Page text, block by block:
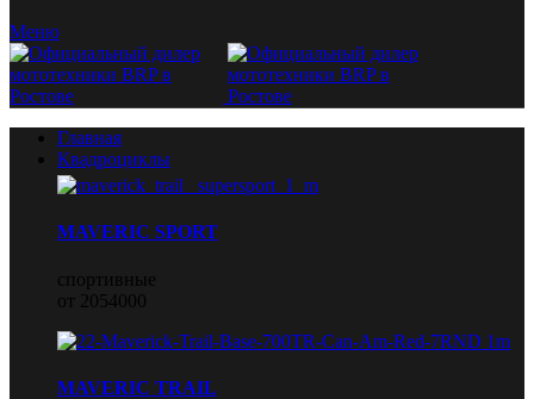
Меню
Главная
Квадроциклы
MAVERIC SPORT
спортивные
от 2054000
MAVERIC TRAIL